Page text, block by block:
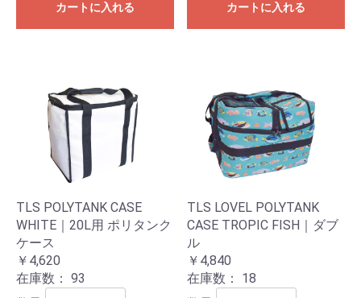
カートに入れる カートに入れる
TLS POLYTANK CASE
WHITE｜20L用 ポリタンク
ケース
￥4,620
在庫数： 93
TLS LOVEL POLYTANK
CASE TROPIC FISH｜ダブ
ル
￥4,840
在庫数： 18